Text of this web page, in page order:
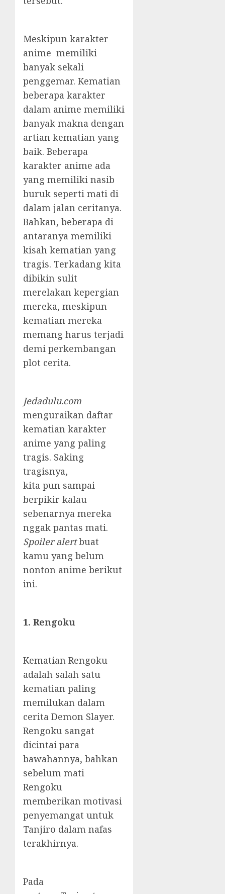
Meskipun karakter
anime memiliki
banyak sekali
penggemar. Kematian
beberapa karakter
dalam anime memiliki
banyak makna dengan
artian kematian yang
baik. Beberapa
karakter anime ada
yang memiliki nasib
buruk seperti mati di
dalam jalan ceritanya.
Bahkan, beberapa di
antaranya memiliki
kisah kematian yang
tragis. Terkadang kita
dibikin sulit
merelakan kepergian
mereka, meskipun
kematian mereka
memang harus terjadi
demi perkembangan
plot cerita.
Jedadulu.com
menguraikan daftar
kematian karakter
anime yang paling
tragis. Saking
tragisnya,
kita pun sampai
berpikir kalau
sebenarnya mereka
nggak pantas mati.
Spoiler alertbuat
kamu yang belum
nonton anime berikut
ini.
1. Rengoku
Kematian Rengoku
adalah salah satu
kematian paling
memilukan dalam
cerita Demon Slayer.
Rengoku sangat
dicintai para
bawahannya, bahkan
sebelum mati
Rengoku
memberikan motivasi
penyemangat untuk
Tanjiro dalam nafas
terakhirnya.
Pada